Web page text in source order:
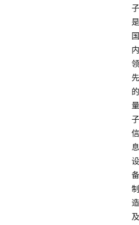
子
是
国
内
领
先
的
量
子
信
息
设
备
制
造
及